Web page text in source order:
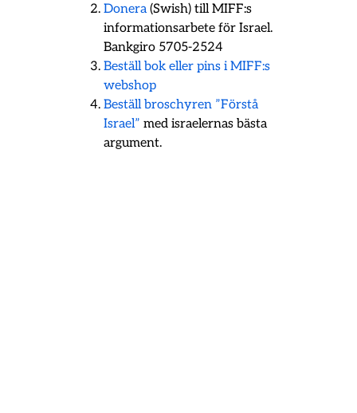
Donera(Swish) till MIFF:s
informationsarbete för Israel.
Bankgiro 5705-2524
Beställ bok eller pins i MIFF:s
webshop
Beställ broschyren ”Förstå
Israel” med israelernas bästa
argument.